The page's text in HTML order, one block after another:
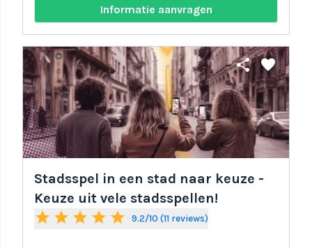
Informatie aanvragen
share favorite
Stadsspel in een stad naar keuze -
Keuze uit vele stadsspellen!
star star star star star 9.2/10 (11 reviews)